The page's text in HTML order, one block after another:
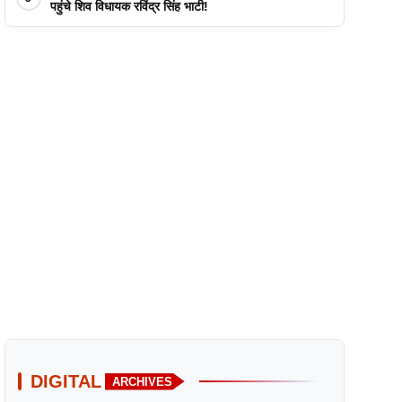
पहुंचे शिव विधायक रविंद्र सिंह भाटी!
DIGITAL ARCHIVES